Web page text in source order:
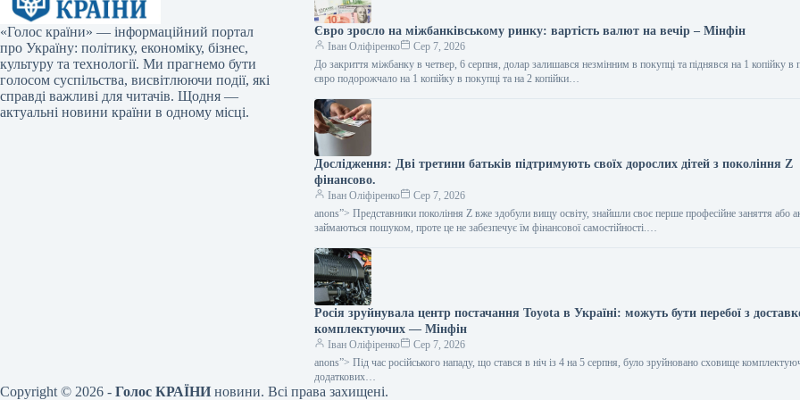
«Голос країни» — інформаційний портал
про Україну: політику, економіку, бізнес,
культуру та технології. Ми прагнемо бути
голосом суспільства, висвітлюючи події, які
справді важливі для читачів. Щодня —
актуальні новини країни в одному місці.
Євро зросло на міжбанківському ринку: вартість валют на вечір – Мінфін
Іван Оліфіренко
Сер 7, 2026
До закриття міжбанку в четвер, 6 серпня, долар залишався незмінним в покупці та піднявся на 1 копійку в
євро подорожчало на 1 копійку в покупці та на 2 копійки…
Дослідження: Дві третини батьків підтримують своїх дорослих дітей з покоління Z
фінансово.
Іван Оліфіренко
Сер 7, 2026
anons”> Представники покоління Z вже здобули вищу освіту, знайшли своє перше професійне заняття або
займаються пошуком, проте це не забезпечує їм фінансової самостійності.…
Росія зруйнувала центр постачання Toyota в Україні: можуть бути перебої з
комплектуючих — Мінфін
Іван Оліфіренко
Сер 7, 2026
anons”> Під час російського нападу, що стався в ніч із 4 на 5 серпня, було зруйновано сховище
додаткових…
Copyright © 2026 - Голос КРАЇНИ новини. Всі права захищені.